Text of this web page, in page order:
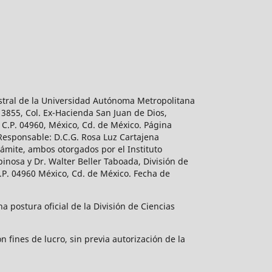
de la Universidad Autónoma Metropolitana
Col. Ex-Hacienda San Juan de Dios,
04960, México, Cd. de México. Página
D.C.G. Rosa Luz Cartajena
ambos otorgados por el Instituto
y Dr. Walter Beller Taboada, División de
04960 México, Cd. de México. Fecha de
postura oficial de la División de Ciencias
fines de lucro, sin previa autorización de la